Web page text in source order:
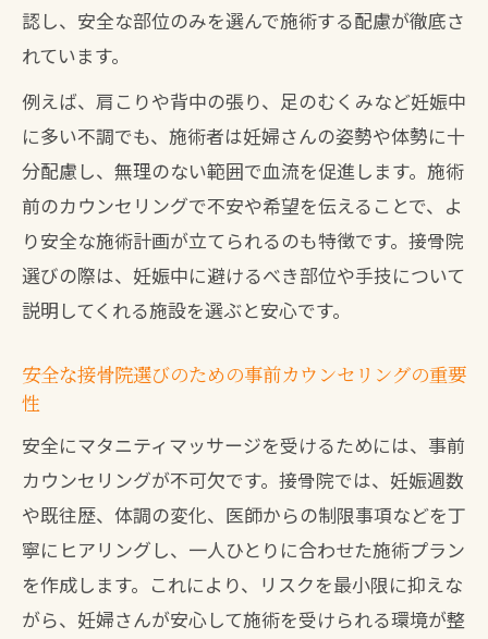
認し、安全な部位のみを選んで施術する配慮が徹底さ
れています。
例えば、肩こりや背中の張り、足のむくみなど妊娠中
に多い不調でも、施術者は妊婦さんの姿勢や体勢に十
分配慮し、無理のない範囲で血流を促進します。施術
前のカウンセリングで不安や希望を伝えることで、よ
り安全な施術計画が立てられるのも特徴です。接骨院
選びの際は、妊娠中に避けるべき部位や手技について
説明してくれる施設を選ぶと安心です。
安全な接骨院選びのための事前カウンセリングの重要
性
安全にマタニティマッサージを受けるためには、事前
カウンセリングが不可欠です。接骨院では、妊娠週数
や既往歴、体調の変化、医師からの制限事項などを丁
寧にヒアリングし、一人ひとりに合わせた施術プラン
を作成します。これにより、リスクを最小限に抑えな
がら、妊婦さんが安心して施術を受けられる環境が整